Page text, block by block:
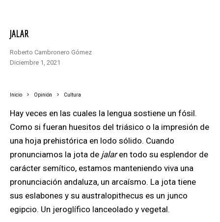
JALAR
Roberto Cambronero Gómez
diciembre 1, 2021
Inicio Opinión Cultura
Hay veces en las cuales la lengua sostiene un fósil.
Como si fueran huesitos del triásico o la impresión de
una hoja prehistórica en lodo sólido. Cuando
pronunciamos la jota de jalaren todo su esplendor de
carácter semítico, estamos manteniendo viva una
pronunciación andaluza, un arcaísmo. La jota tiene
sus eslabones y su australopithecus es un junco
egipcio. Un jeroglífico lanceolado y vegetal.